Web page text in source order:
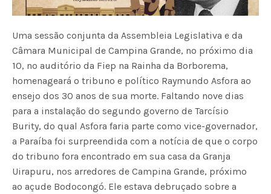
Uma sessão conjunta da Assembleia Legislativa e da
Câmara Municipal de Campina Grande, no próximo dia
10, no auditório da Fiep na Rainha da Borborema,
homenageará o tribuno e político Raymundo Asfora ao
ensejo dos 30 anos de sua morte. Faltando nove dias
para a instalação do segundo governo de Tarcísio
Burity, do qual Asfora faria parte como vice-governador,
a Paraíba foi surpreendida com a notícia de que o corpo
do tribuno fora encontrado em sua casa da Granja
Uirapuru, nos arredores de Campina Grande, próximo
ao açude Bodocongó. Ele estava debruçado sobre a